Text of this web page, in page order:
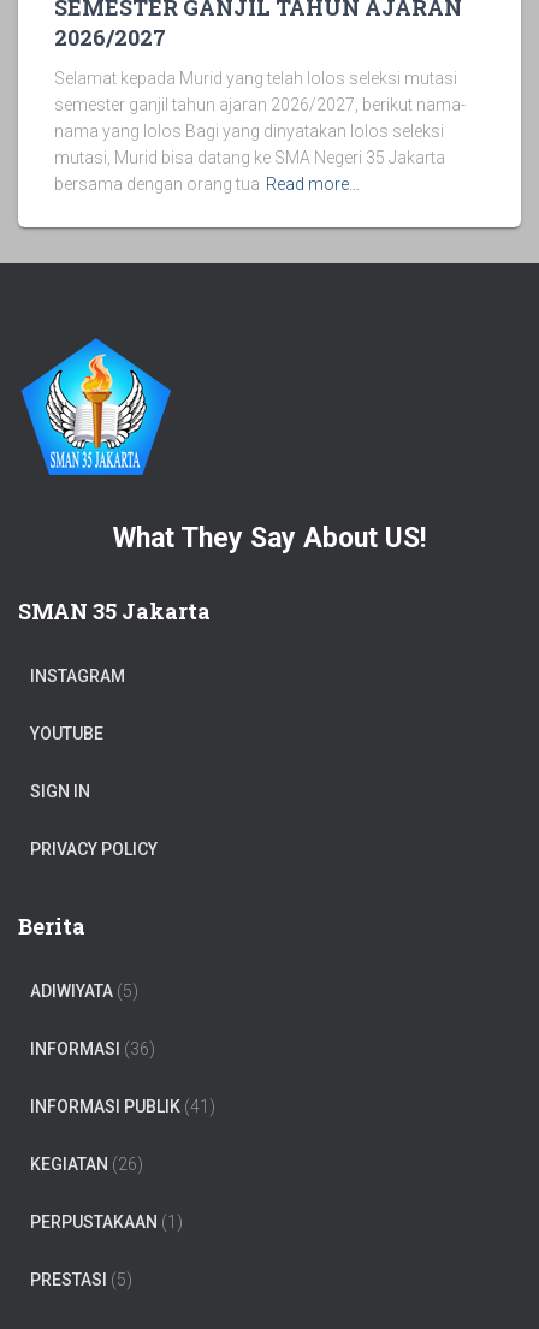
SEMESTER GANJIL TAHUN AJARAN
2026/2027
Selamat kepada Murid yang telah lolos seleksi mutasi
semester ganjil tahun ajaran 2026/2027, berikut nama-
nama yang lolos Bagi yang dinyatakan lolos seleksi
mutasi, Murid bisa datang ke SMA Negeri 35 Jakarta
bersama dengan orang tua Read more…
What They Say About US!
SMAN 35 Jakarta
INSTAGRAM
YOUTUBE
SIGN IN
PRIVACY POLICY
Berita
ADIWIYATA (5)
INFORMASI (36)
INFORMASI PUBLIK (41)
KEGIATAN (26)
PERPUSTAKAAN (1)
PRESTASI (5)